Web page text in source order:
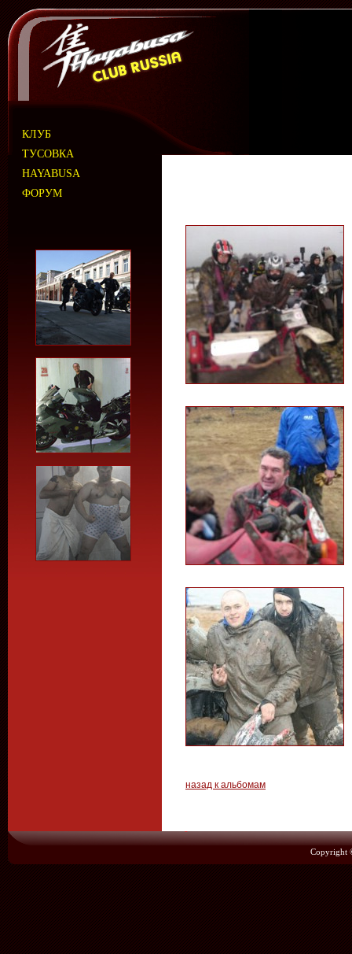
КЛУБ
ТУСОВКА
HAYABUSA
ФОРУМ
назад к альбомам
Copyright